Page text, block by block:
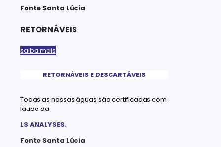
Fonte Santa Lúcia
RETORNÁVEIS
saiba mais
RETORNÁVEIS E DESCARTÁVEIS
Todas as nossas águas são certificadas com
laudo da
LS ANALYSES.
Fonte Santa Lúcia